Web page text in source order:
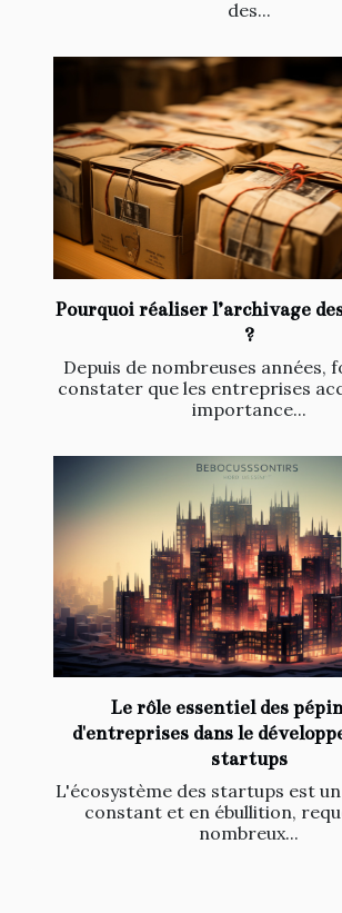
des...
Pourquoi réaliser l’archivage
?
Depuis de nombreuses années,
constater que les entreprises
importance...
Le rôle essentiel des
d'entreprises dans le
startups
L'écosystème des startups est
constant et en ébullition,
nombreux...